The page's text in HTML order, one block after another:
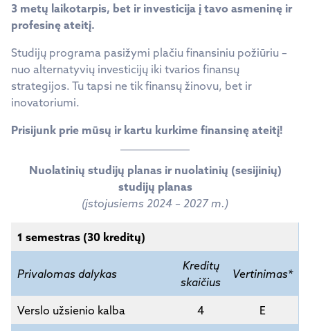
3 metų laikotarpis, bet ir investicija į tavo asmeninę ir
profesinę ateitį.
Studijų programa pasižymi plačiu finansiniu požiūriu –
nuo alternatyvių investicijų iki tvarios finansų
strategijos. Tu tapsi ne tik finansų žinovu, bet ir
inovatoriumi.
Prisijunk prie mūsų ir kartu kurkime finansinę ateitį!
Nuolatinių studijų planas ir nuolatinių (sesijinių)
studijų planas
(įstojusiems 2024 – 2027 m.)
1 semestras (30 kreditų)
Privalomas dalykas
Kreditų
skaičius
Vertinimas*
Verslo užsienio kalba 4 E